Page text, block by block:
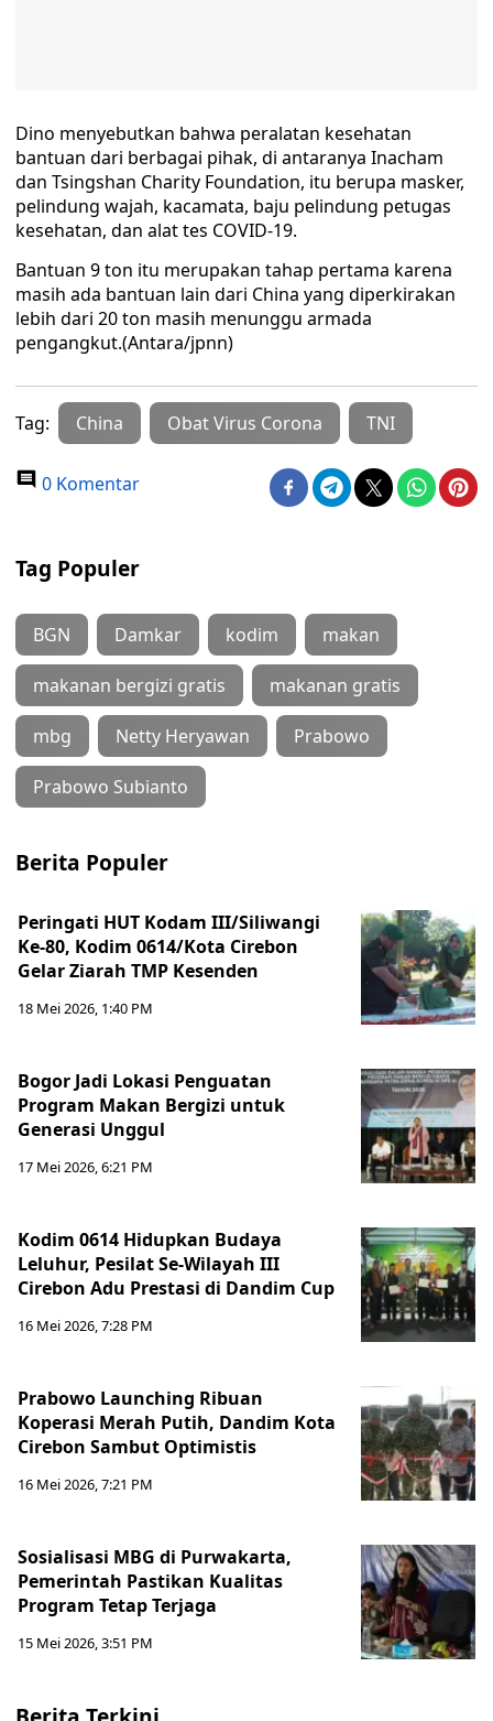
Dino menyebutkan bahwa peralatan kesehatan
bantuan dari berbagai pihak, di antaranya Inacham
dan Tsingshan Charity Foundation, itu berupa masker,
pelindung wajah, kacamata, baju pelindung petugas
kesehatan, dan alat tes COVID-19.
Bantuan 9 ton itu merupakan tahap pertama karena
masih ada bantuan lain dari China yang diperkirakan
lebih dari 20 ton masih menunggu armada
pengangkut.(Antara/jpnn)
Tag: China Obat Virus Corona TNI
0 Komentar
Tag Populer
BGN Damkar kodim makan
makanan bergizi gratis makanan gratis
mbg Netty Heryawan Prabowo
Prabowo Subianto
Berita Populer
Peringati HUT Kodam III/Siliwangi
Ke-80, Kodim 0614/Kota Cirebon
Gelar Ziarah TMP Kesenden
18 Mei 2026, 1:40 PM
Bogor Jadi Lokasi Penguatan
Program Makan Bergizi untuk
Generasi Unggul
17 Mei 2026, 6:21 PM
Kodim 0614 Hidupkan Budaya
Leluhur, Pesilat Se-Wilayah III
Cirebon Adu Prestasi di Dandim Cup
16 Mei 2026, 7:28 PM
Prabowo Launching Ribuan
Koperasi Merah Putih, Dandim Kota
Cirebon Sambut Optimistis
16 Mei 2026, 7:21 PM
Sosialisasi MBG di Purwakarta,
Pemerintah Pastikan Kualitas
Program Tetap Terjaga
15 Mei 2026, 3:51 PM